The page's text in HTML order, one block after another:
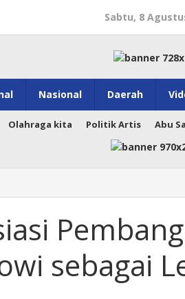
Sabtu, 8
Nasional Daerah
Olahraga kita Politik Artis Abu
sebagai